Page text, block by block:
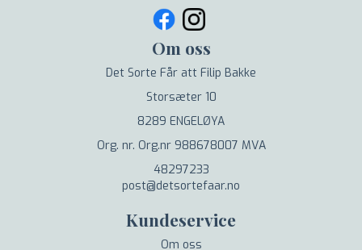
Om oss
Det Sorte Får att Filip Bakke
Storsæter 10
8289 ENGELØYA
Org. nr. Org.nr 988678007 MVA
48297233
post@detsortefaar.no
Kundeservice
Om oss